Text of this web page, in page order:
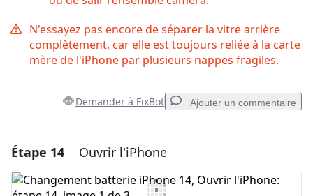
N'essayez pas encore de séparer la vitre arrière
complètement, car elle est toujours reliée à la carte
mère de l'iPhone par plusieurs nappes fragiles.
Demander à FixBot Ajouter un commentaire
Ajouter un commentaire
Ajouter un commentaire
Étape 14 Ouvrir l'iPhone